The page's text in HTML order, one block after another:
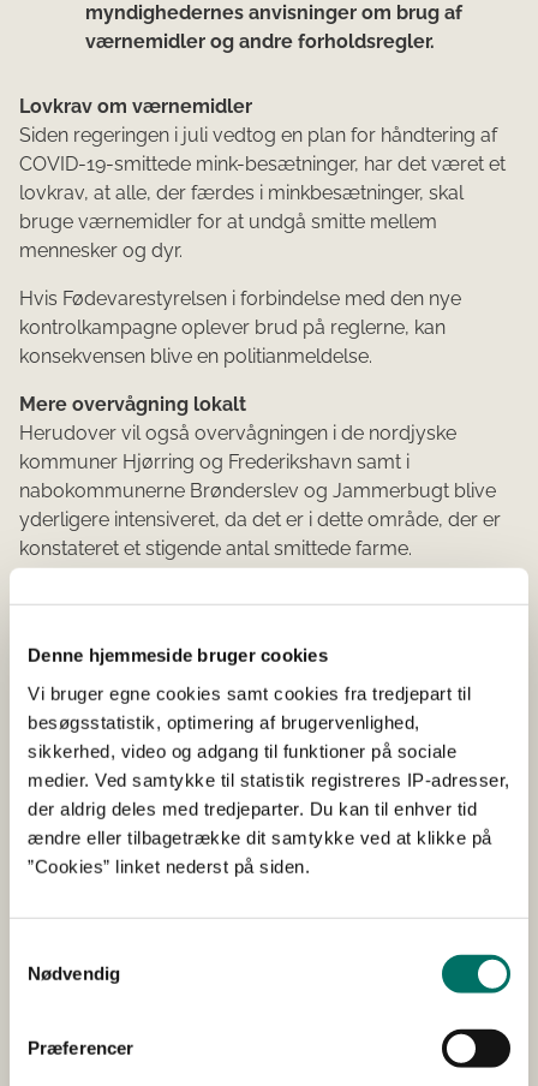
Denne hjemmeside bruger cookies
Vi bruger egne cookies samt cookies fra tredjepart til
besøgsstatistik, optimering af brugervenlighed,
sikkerhed, video og adgang til funktioner på sociale
medier. Ved samtykke til statistik registreres IP-adresser,
der aldrig deles med tredjeparter. Du kan til enhver tid
ændre eller tilbagetrække dit samtykke ved at klikke på
”Cookies” linket nederst på siden.
Nødvendig
Præferencer
myndighedernes anvisninger om brug af
værnemidler og andre forholdsregler.
Lovkrav om værnemidler
Siden regeringen i juli vedtog en plan for håndtering af
COVID-19-smittede mink-besætninger, har det været et
lovkrav, at alle, der færdes i minkbesætninger, skal
bruge værnemidler for at undgå smitte mellem
mennesker og dyr.
Hvis Fødevarestyrelsen i forbindelse med den nye
kontrolkampagne oplever brud på reglerne, kan
konsekvensen blive en politianmeldelse.
Mere overvågning lokalt
Herudover vil også overvågningen i de nordjyske
kommuner Hjørring og Frederikshavn samt i
nabokommunerne Brønderslev og Jammerbugt blive
yderligere intensiveret, da det er i dette område, der er
konstateret et stigende antal smittede farme.
nabokommunen Frederikshavn er konstateret tre.
Hidtil har alle danske minkfarme skulle indsende prøver
fra døde mink til testning for COVID-19 hver tredje uge,
men i de ramte nordjyske kommuner opjusteres dette
nu til, at der skal indsendes prøver fra døde mink til test
to gange om ugen. Manglende indsendelse af mink vil
medføre øjeblikkelig politianmeldelse.
hurtigere få smitten inddæmmet.
minkfarme andre steder i landet.